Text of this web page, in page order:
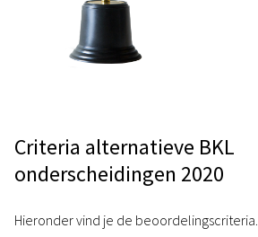
Criteria alternatieve BKL
onderscheidingen 2020
Hieronder vind je de beoordelingscriteria.